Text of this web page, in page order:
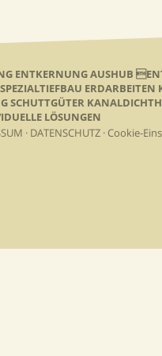
ENTKERNUNG AUSHUB
SCHUTTGÜTER
LÖSUNGEN
· DATENSCHUTZ· Cookie-